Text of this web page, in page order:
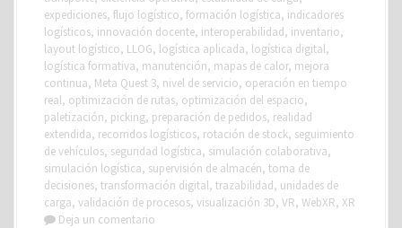
expediciones, flujo logístico, formación logística, indicadores
logísticos, innovación docente, interoperabilidad, inventario,
layout logístico, LLOG, logística aplicada, logística digital,
logística formativa, manutención, mapas de calor, mejora
continua, Meta Quest 3, nivel de servicio, operación en tiempo
real, optimización de rutas, optimización del espacio,
paletización, picking, preparación de pedidos, realidad
extendida, recorridos logísticos, rotación de stock, seguimiento
de vehículos, seguridad logística, simulación colaborativa,
simulación logística, supervisión de almacén, toma de
decisiones, transformación digital, trazabilidad, unidades de
carga, validación de procesos, visualización 3D, VR, WebXR, XR
Deja un comentario